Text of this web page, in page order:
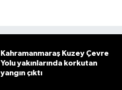
Kahramanmaraş Kuzey Çevre
Yolu yakınlarında korkutan
yangın çıktı